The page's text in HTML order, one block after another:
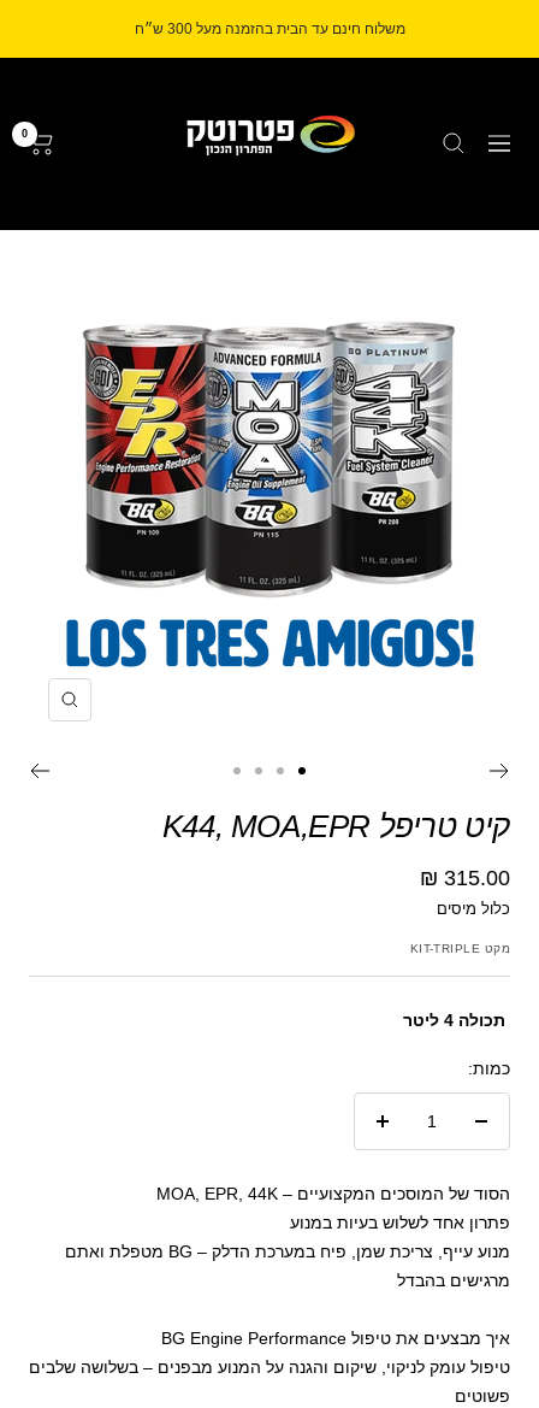
משלוח חינם עד הבית בהזמנה מעל 300 ש״ח
ניווט
0
הקרב
לשקופית
לשקופיתלשקופית
לשקופית
קיט טריפל K44, MOA,EPR
מחיר
מבצע
315.00 ₪
כלול מיסים
מקט KIT-TRIPLE
תכולה 4 ליטר
כמות:
הסוד של המוסכים המקצועיים – MOA, EPR, 44K
פתרון אחד לשלוש בעיות במנוע
מנוע עייף, צריכת שמן, פיח במערכת הדלק – BG מטפלת ואתם
מרגישים בהבדל
איך מבצעים את טיפול BG Engine Performance
טיפול עומק לניקוי, שיקום והגנה על המנוע מבפנים – בשלושה שלבים
פשוטים